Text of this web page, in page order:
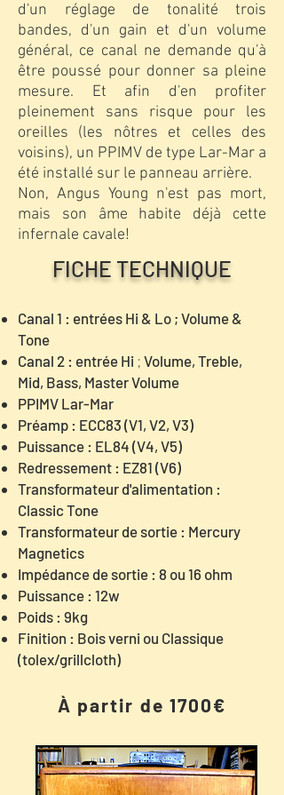
d'un réglage de tonalité trois
bandes, d'un gain et d'un volume
général, ce canal ne demande qu'à
être poussé pour donner sa pleine
mesure. Et afin d'en profiter
pleinement sans risque pour les
oreilles (les nôtres et celles des
voisins), un PPIMV de type Lar-Mar a
été installé sur le panneau arrière.
Non, Angus Young n'est pas mort,
mais son âme habite déjà cette
infernale cavale!
FICHE TECHNIQUE
Canal 1 : entrées Hi & Lo ; Volume &
Tone
Canal 2 : entrée Hi ; Volume, Treble,
Mid, Bass, Master Volume
PPIMV Lar-Mar
Préamp : ECC83 (V1, V2, V3)
Puissance : EL84 (V4, V5)
Redressement : EZ81 (V6)
Transformateur d'alimentation :
Classic Tone
Transformateur de sortie : Mercury
Magnetics
Impédance de sortie : 8 ou 16 ohm
Puissance : 12w
Poids : 9kg
Finition : Bois verni ou Classique
(tolex/grillcloth)
À partir de 1700€